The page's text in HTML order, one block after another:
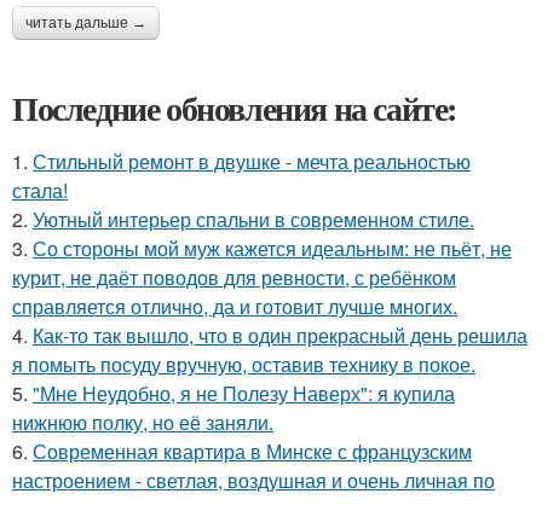
читать дальше →
Последние обновления на сайте:
1. Стильный ремонт в двушке - мечта реальностью
стала!
2. Уютный интерьер спальни в современном стиле.
3. Со стороны мой муж кажется идеальным: не пьёт, не
курит, не даёт поводов для ревности, с ребёнком
справляется отлично, да и готовит лучше многих.
4. Как-то так вышло, что в один прекрасный день решила
я помыть посуду вручную, оставив технику в покое.
5. "Мне Неудобно, я не Полезу Наверх": я купила
нижнюю полку, но её заняли.
6. Современная квартира в Минске с французским
настроением - светлая, воздушная и очень личная по